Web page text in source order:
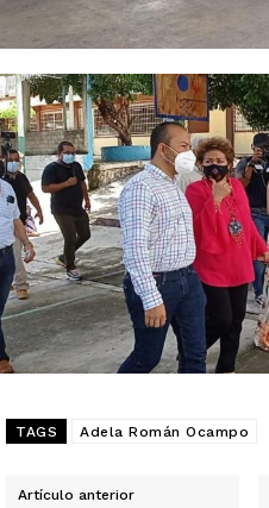
TAGS Adela Román Ocampo
Artículo anterior